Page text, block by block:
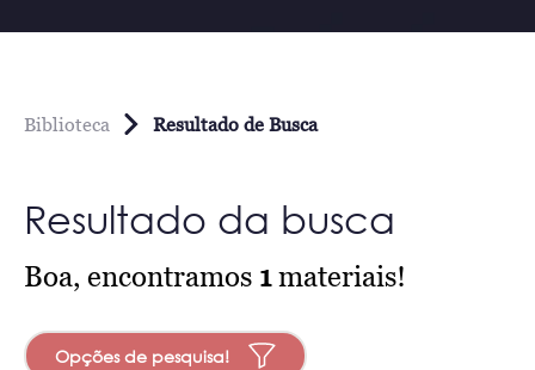
Biblioteca Resultado de Busca
Resultado da busca
Boa, encontramos 1materiais!
Opções de pesquisa!